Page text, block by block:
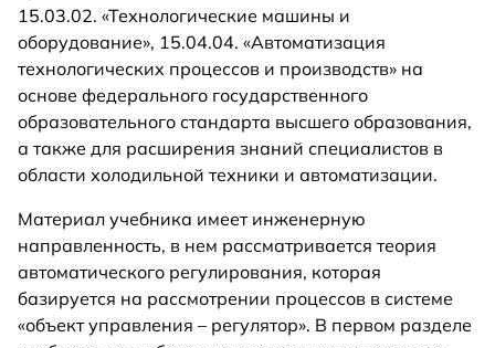
15.03.02. «Технологические машины и
оборудование», 15.04.04. «Автоматизация
технологических процессов и производств» на
основе федерального государственного
образовательного стандарта высшего образования,
а также для расширения знаний специалистов в
области холодильной техники и автоматизации.
Материал учебника имеет инженерную
направленность, в нем рассматривается теория
автоматического регулирования, которая
базируется на рассмотрении процессов в системе
«объект управления – регулятор». В первом разделе